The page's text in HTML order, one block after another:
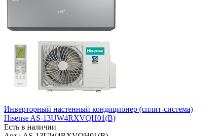
Инверторный настенный кондиционер (сплит-система)
Hisense AS-13UW4RXVQH01(B)
Есть в наличии